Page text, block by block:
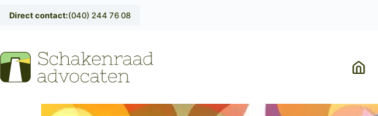
Direct contact:(040) 244 76 08